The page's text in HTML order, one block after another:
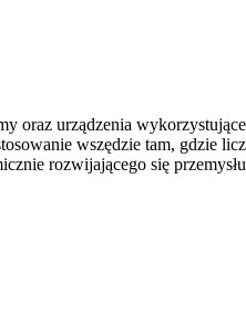
oraz urządzenia
wszędzie tam, gdzie
rozwijającego się